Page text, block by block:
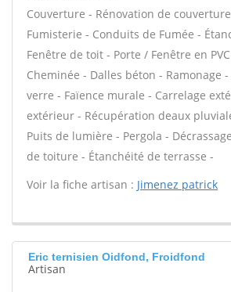
Couverture - Rénovation de
Fumisterie - Conduits de Fumée -
Fenêtre de toit - Porte / Fenêtre en
Cheminée - Dalles béton - Ramonage
verre - Faïence murale - Carrelage
extérieur - Récupération deaux
Puits de lumière - Pergola -
de toiture - Étanchéité de terrasse -
Voir la fiche artisan : Jimenez patrick
Eric ternisien Oidfond, Froidfond
Artisan